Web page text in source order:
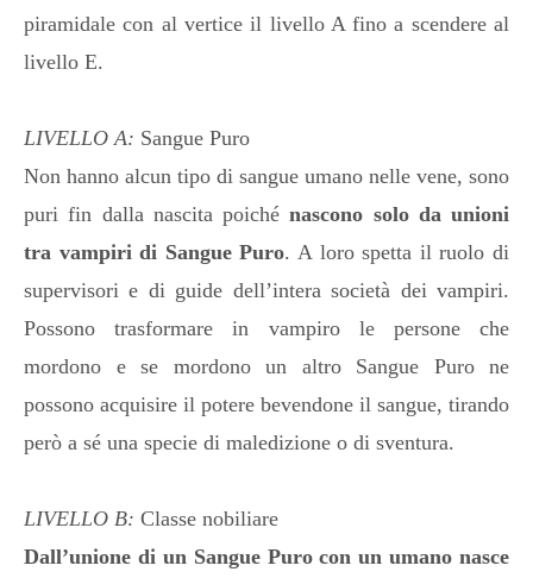
piramidale con al vertice il livello A fino a scendere al
livello E.
LIVELLO A: Sangue Puro
Non hanno alcun tipo di sangue umano nelle vene, sono
puri fin dalla nascita poichénascono solo da unioni
tra vampiri di Sangue Puro. A loro spetta il ruolo di
supervisori e di guide dell’intera società dei vampiri.
Possono trasformare in vampiro le persone che
mordono e se mordono un altro Sangue Puro ne
possono acquisire il potere bevendone il sangue, tirando
però a sé una specie di maledizione o di sventura.
LIVELLO B: Classe nobiliare
Dall’unione di un Sangue Puro con un umano nasce